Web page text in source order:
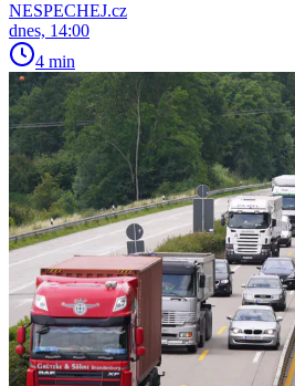
NESPECHEJ.cz
dnes, 14:00
4 min